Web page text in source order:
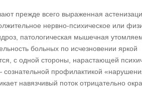
прежде всего выраженная
нервно-психическое или
патологическая мышечная
больных по исчезновении яркой
с одной стороны, нарастающей
профилактикой
навязчивый поток отрицательно